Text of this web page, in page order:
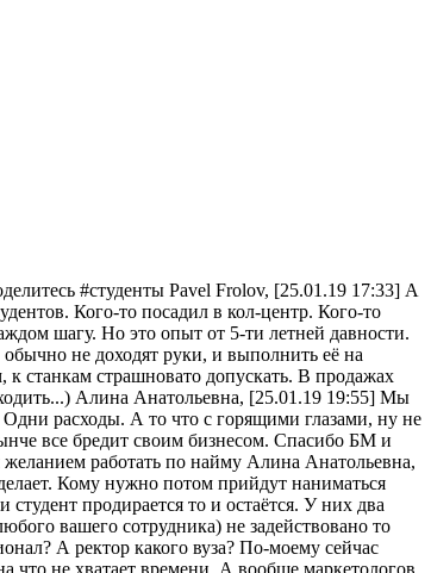
#студенты Pavel Frolov, [25.01.19 17:33] А
Кого-то посадил в кол-центр. Кого-то
шагу. Но это опыт от 5-ти летней давности.
обычно не доходят руки, и выполнить её на
станкам страшновато допускать. В продажах
Алина Анатольевна, [25.01.19 19:55] Мы
расходы. А то что с горящими глазами, ну не
все бредит своим бизнесом. Спасибо БМ и
работать по найму Алина Анатольевна,
Кому нужно потом прийдут наниматься
продирается то и остаётся. У них два
вашего сотрудника) не задействовано то
А ректор какого вуза? По-моему сейчас
что не хватает времени. А вообще маркетологов